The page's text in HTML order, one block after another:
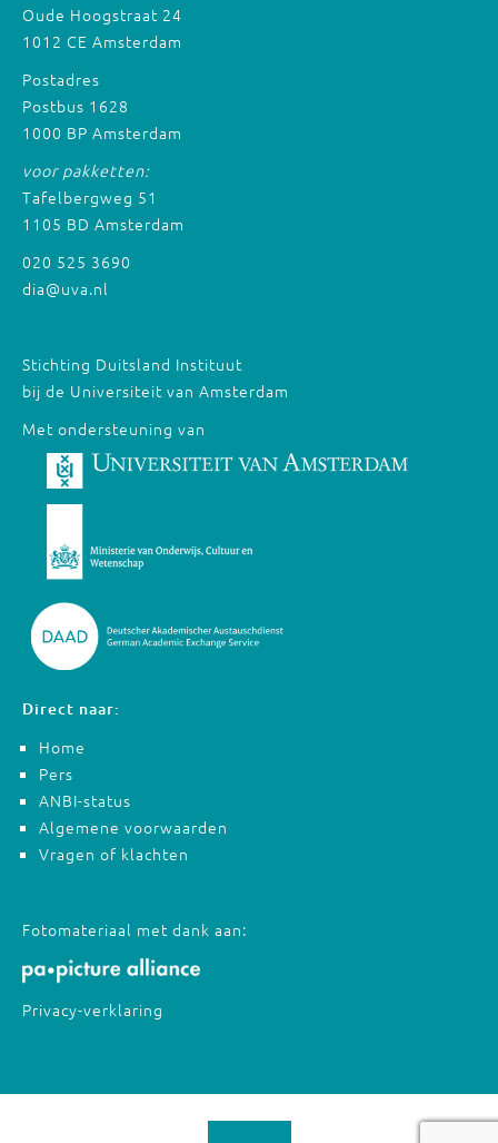
Oude Hoogstraat 24
1012 CE Amsterdam
Postadres
Postbus 1628
1000 BP Amsterdam
voor pakketten:
Tafelbergweg 51
1105 BD Amsterdam
020 525 3690
dia@uva.nl
Stichting Duitsland Instituut
bij de Universiteit van Amsterdam
Met ondersteuning van
Direct naar:
Home
Pers
ANBI-status
Algemene voorwaarden
Vragen of klachten
Fotomateriaal met dank aan:
Privacy-verklaring